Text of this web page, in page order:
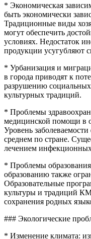
* Экономическая
быть экономически
Традиционные виды
могут обеспечить
условиях. Недостаток
продукции усугубляют
* Урбанизация и
в города приводят к
разрушению социальных
культурных традиций.
* Проблемы
медицинской помощи в
Уровень
среднем по стране.
лечением
* Проблемы
образованию также
Образовательные
культуры и традиций
сохранения родных
### Экологические
* Изменение климата: